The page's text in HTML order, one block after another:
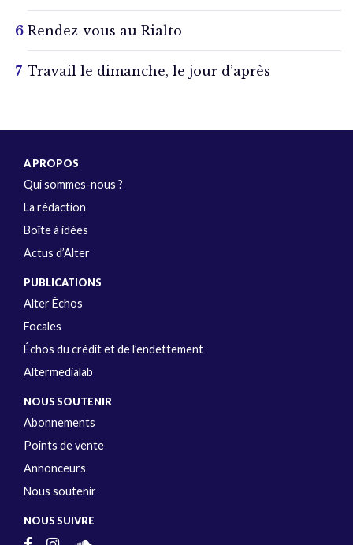
Rendez-vous au Rialto
Travail le dimanche, le jour d’après
A PROPOS
Qui sommes-nous ?
La rédaction
Boîte à idées
Actus d’Alter
PUBLICATIONS
Alter Échos
Focales
Échos du crédit et de l’endettement
Altermedialab
NOUS SOUTENIR
Abonnements
Points de vente
Annonceurs
Nous soutenir
NOUS SUIVRE